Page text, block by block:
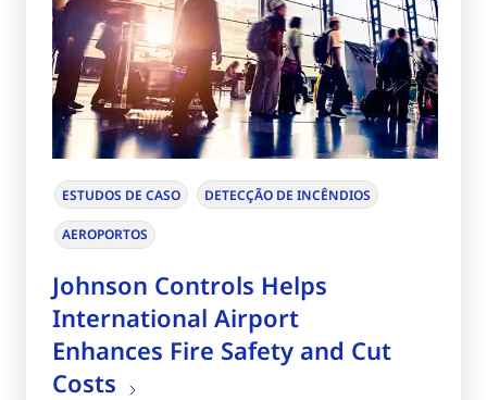
ESTUDOS DE CASO DETECÇÃO DE INCÊNDIOS
AEROPORTOS
Johnson Controls Helps
International Airport
Enhances Fire Safety and Cut
Costs